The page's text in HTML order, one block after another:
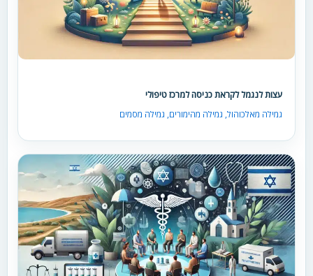
עצות לנגמל לקראת כניסה למרכז טיפולי
גמילה מאלכוהול, גמילה מהימורים, גמילה מסמים